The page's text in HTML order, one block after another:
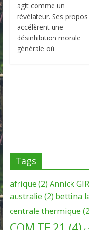
agit comme un
révélateur. Ses propos
accélèrent une
désinhibition morale
générale où
Tags
afrique (2) Annick
australie (2) bettina
centrale thermique